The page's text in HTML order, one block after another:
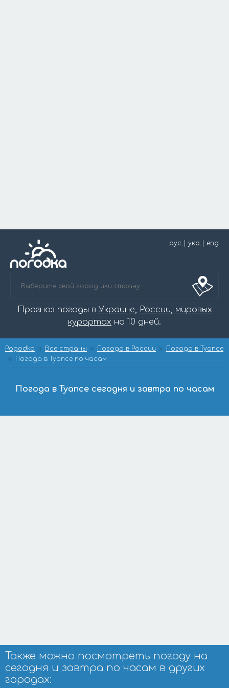
рус укр eng
Прогноз погоды в Украине, России, мировых
курортах на 10 дней.
Pogodka Все страны Погода в России
Погода в Туапсе
Погода в Туапсе по часам
Погода в Туапсе сегодня и завтра по часам
Также можно посмотреть погоду на
сегодня и завтра по часам в других
городах: